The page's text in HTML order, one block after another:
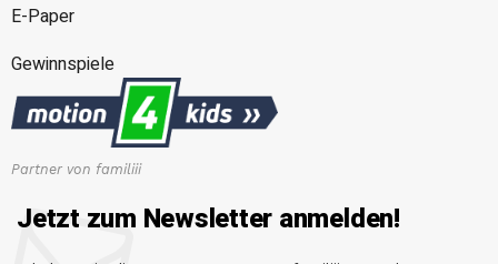
E-Paper
Gewinnspiele
Partner von familiii
Jetzt zum Newsletter anmelden!